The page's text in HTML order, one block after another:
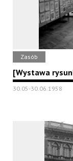
Zasób
[Wystawa
30.05-30.06.1958